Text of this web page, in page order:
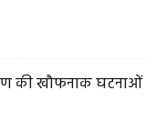
की खौफनाक घटनाओं